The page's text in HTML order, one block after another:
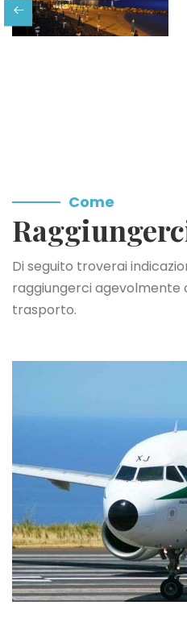
Come
Di seguito troverai
raggiungerci agevolmente
trasporto.